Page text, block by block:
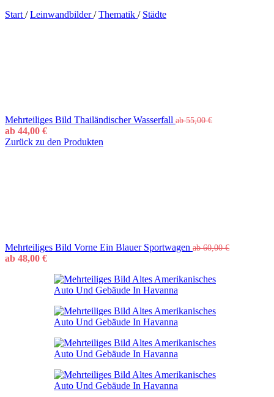
Start / Leinwandbilder/ Thematik / Städte
Mehrteiliges Bild Thailändischer Wasserfall ab55,00€
ab 44,00 €
Zurück zu den Produkten
Mehrteiliges Bild Vorne Ein Blauer Sportwagen ab60,00€
ab 48,00 €